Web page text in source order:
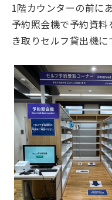
1階カウンターの前に
予約照会機で予約資
き取りセルフ貸出機に